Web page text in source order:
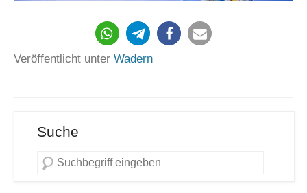
2311
Veröffentlicht unter Wadern
Suche